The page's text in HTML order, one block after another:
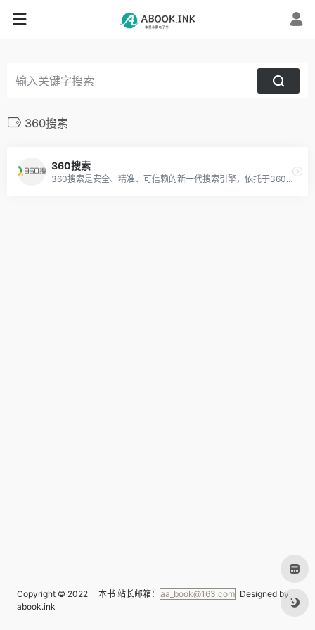
360搜索
360搜索
360搜索是安全、精准、可信赖的新一代搜索引擎，依托于360母品牌的安全优势，全面拦截各类钓鱼欺诈等恶意网站，提供更放心的搜索服务。 360搜索 so靠谱。
Copyright © 2022 一本书 站长邮箱： aa_book@163.com Designed by
abook.ink